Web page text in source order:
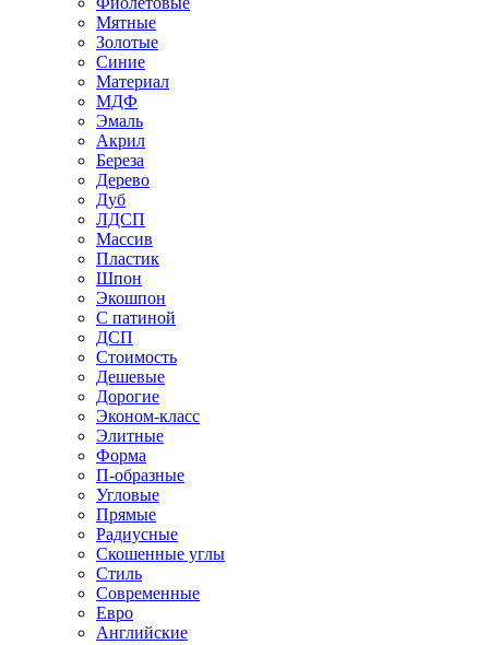
Мятные
Золотые
Синие
Материал
МДФ
Эмаль
Акрил
Береза
Дерево
Дуб
ЛДСП
Массив
Пластик
Шпон
Экошпон
С патиной
ДСП
Стоимость
Дешевые
Дорогие
Эконом-класс
Элитные
Форма
П-образные
Угловые
Прямые
Радиусные
Скошенные углы
Стиль
Современные
Евро
Английские